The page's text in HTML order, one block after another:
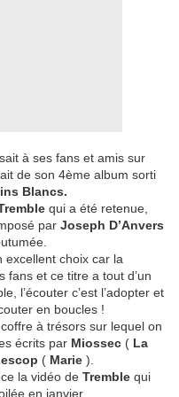
à ses fans et amis sur
de son 4ème album sorti
Blancs.
qui a été retenue,
par Joseph D’Anvers
excellent choix car la
fans et ce titre a tout d’un
l’écouter c’est l’adopter et
en boucles !
à trésors sur lequel on
écrits par Miossec ( La
( Marie ).
la vidéo de Tremble qui
en janvier.